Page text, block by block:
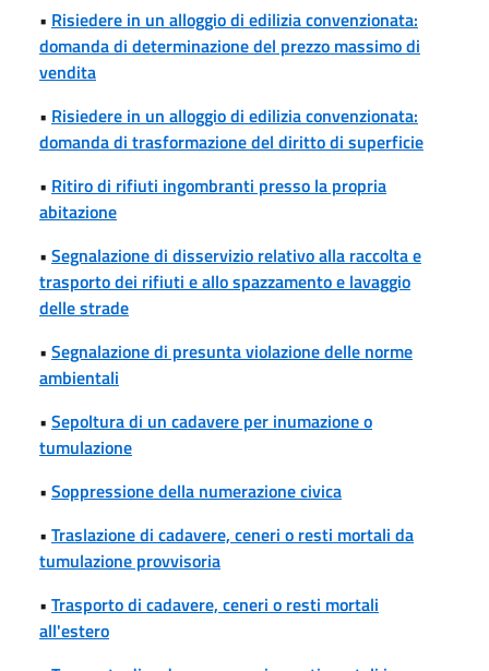
• Risiedere in un alloggio di edilizia convenzionata:
domanda di determinazione del prezzo massimo di
vendita
• Risiedere in un alloggio di edilizia convenzionata:
domanda di trasformazione del diritto di superficie
• Ritiro di rifiuti ingombranti presso la propria
abitazione
• Segnalazione di disservizio relativo alla raccolta e
trasporto dei rifiuti e allo spazzamento e lavaggio
delle strade
• Segnalazione di presunta violazione delle norme
ambientali
• Sepoltura di un cadavere per inumazione o
tumulazione
• Soppressione della numerazione civica
• Traslazione di cadavere, ceneri o resti mortali da
tumulazione provvisoria
• Trasporto di cadavere, ceneri o resti mortali
all'estero